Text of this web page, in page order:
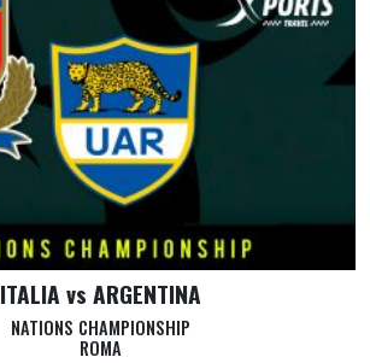
ITALIA vs ARGENTINA
NATIONS CHAMPIONSHIP
ROMA